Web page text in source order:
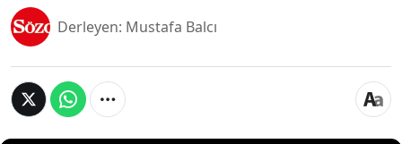
Derleyen: Mustafa Balcı